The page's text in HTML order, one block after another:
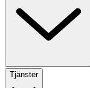
Tjänster